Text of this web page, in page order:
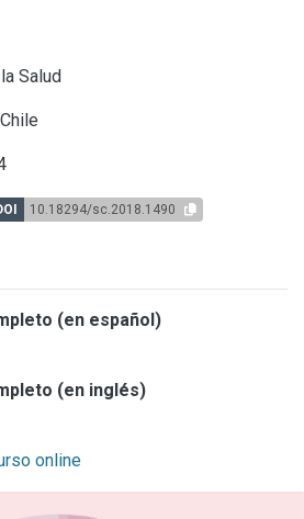
Salud
Chile
10.18294/sc.2018.1490
(en español)
(en inglés)
online